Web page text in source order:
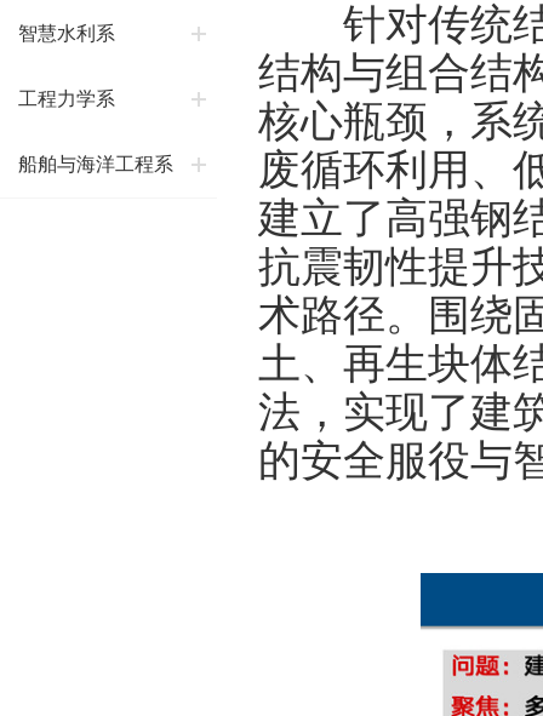
智慧水利系
工程力学系
船舶与海洋工程系
针对传统结
结构与组合结
核心瓶颈，系
废循环利用、
建立了高强钢
抗震韧性提升
术路径。围绕
土、再生块体
法，实现了建
的安全服役与